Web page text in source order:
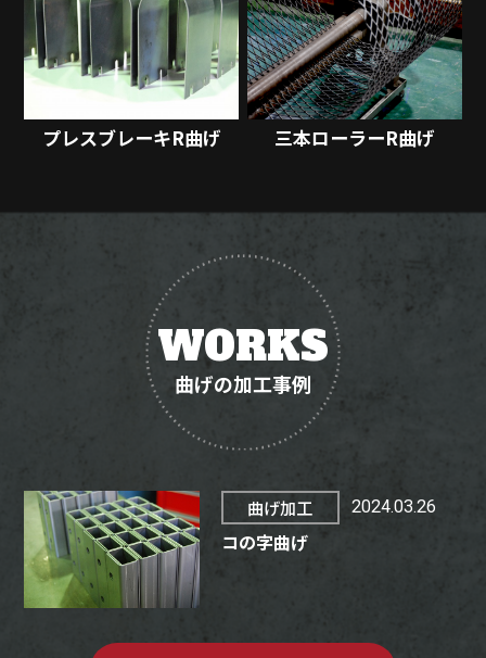
プレスブレーキR曲げ 三本ローラーR曲げ
WORKS
曲げの加工事例
曲げ加工 2024.03.26
コの字曲げ